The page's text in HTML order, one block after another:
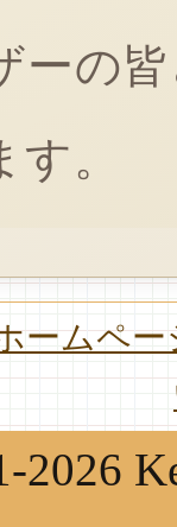
ーの
。
ームペ